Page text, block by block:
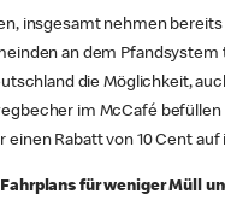
insgesamt nehmen bereits
an dem Pfandsystem
die Möglichkeit,
im McCafé befüllen
einen Rabatt von 10 Cent auf
für weniger Müll